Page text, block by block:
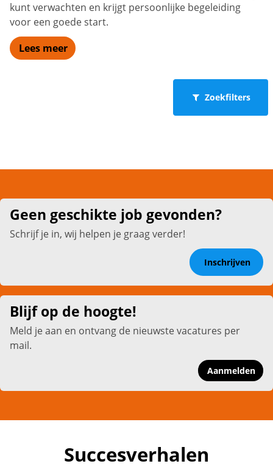
kunt verwachten en krijgt persoonlijke begeleiding
voor een goede start.
Lees meer
Zoekfilters
Geen geschikte job gevonden?
Schrijf je in, wij helpen je graag verder!
Inschrijven
Blijf op de hoogte!
Meld je aan en ontvang de nieuwste vacatures per
mail.
Aanmelden
Succesverhalen